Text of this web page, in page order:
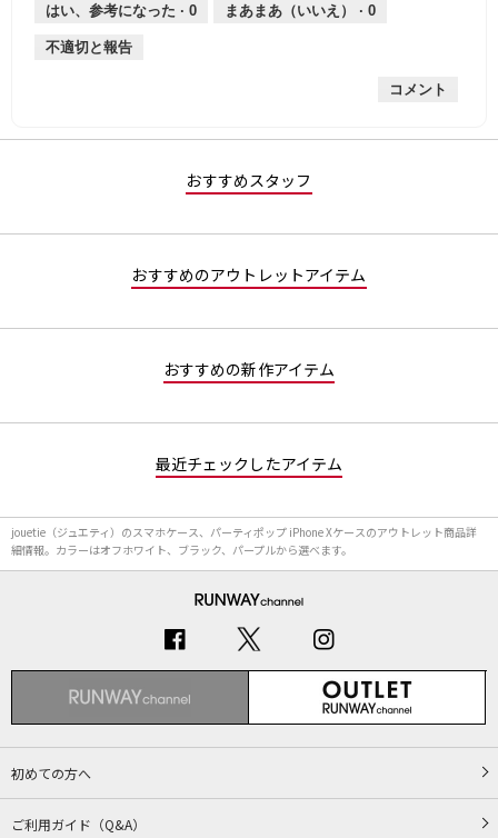
はい、参考になった · 0 まあまあ（いいえ） · 0
不適切と報告
コメント
おすすめスタッフ
おすすめのアウトレットアイテム
おすすめの新作アイテム
最近チェックしたアイテム
jouetie（ジュエティ）のスマホケース、パーティポップ iPhone Xケースのアウトレット商品詳
細情報。カラーはオフホワイト、ブラック、パープルから選べます。
初めての方へ
ご利用ガイド（Q&A）